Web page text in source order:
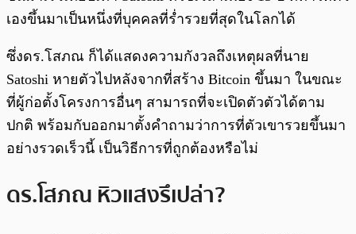
เองขึ้นมาเป็นหนึ่งที่บุคคลที่ร่ำรวยที่สุดในโลกได้
ซึ่งดร.โสภณ ก็ได้แสดงความกังวลถึงเหตุผลที่นาย
Satoshi หายตัวไปหลังจากที่สร้าง Bitcoin ขึ้นมา ในขณะ
ที่ผู้ก่อตั้งโครงการอื่นๆ สามารถที่จะเปิดตัวตัวได้ตาม
ปกติ พร้อมกับออกมาตั้งคำถามว่าการที่ตัวเขารวยขึ้นมา
อย่างรวดเร็วนี้ เป็นวิธีการที่ถูกต้องหรือไม่
ดร.โสภณ หิวแสงรึเปล่า?